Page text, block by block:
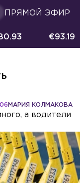
ПРЯМОЙ ЭФИР
€93.19
МАРИЯ КОЛМАКОВА
а водители